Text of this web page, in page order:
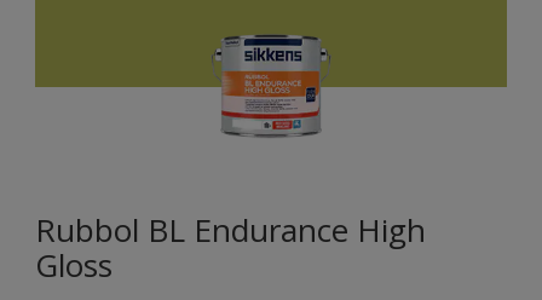
Rubbol BL Endurance High
Gloss